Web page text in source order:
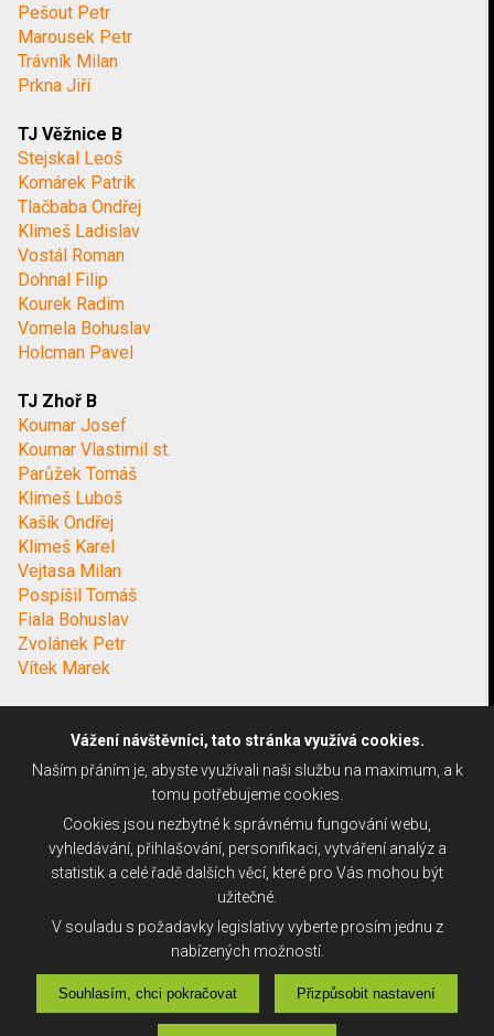
Pešout Petr
Marousek Petr
Trávník Milan
Prkna Jiří
TJ Věžnice B
Stejskal Leoš
Komárek Patrik
Tlačbaba Ondřej
Klimeš Ladislav
Vostál Roman
Dohnal Filip
Kourek Radim
Vomela Bohuslav
Holcman Pavel
TJ Zhoř B
Koumar Josef
Koumar Vlastimil st.
Parůžek Tomáš
Klimeš Luboš
Kašík Ondřej
Klimeš Karel
Vejtasa Milan
Pospíšil Tomáš
Fiala Bohuslav
Zvolánek Petr
Vítek Marek
Vážení návštěvníci, tato stránka využívá cookies.
Naším přáním je, abyste využívali naši službu na maximum, a k
tomu potřebujeme cookies.
Cookies jsou nezbytné k správnému fungování webu,
vyhledávání, přihlašování, personifikaci, vytváření analýz a
statistik a celé řadě dalších věcí, které pro Vás mohou být
užitečné.
V souladu s požadavky legislativy vyberte prosím jednu z
nabízených možností.
Souhlasím, chci pokračovat Přizpůsobit nastavení